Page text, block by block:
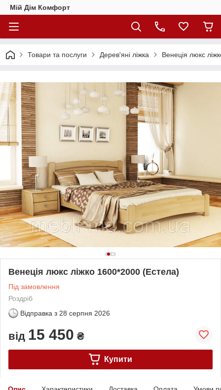
Мій Дім Комфорт
Товари та послуги Дерев'яні ліжка Венеція люкс
Венеція люкс ліжко 1600*2000 (Естела)
Під замовлення
Роздріб
Відправка з 28 серпня 2026
від 15 450 ₴
Купити